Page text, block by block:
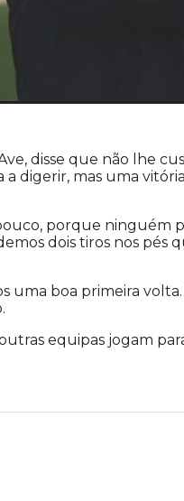
disse que não lhe
digerir, mas uma
porque ninguém
dois tiros nos pés
uma boa primeira
equipas jogam